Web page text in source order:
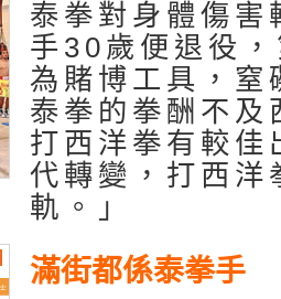
泰拳對身體傷害
手30歲便退役
為賭博工具，窒
泰拳的拳酬不及
打西洋拳有較佳
代轉變，打西洋
軌。」
滿街都係泰拳手